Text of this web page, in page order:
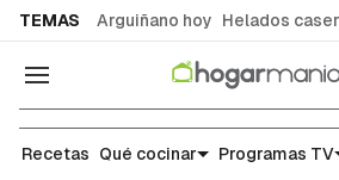
TEMAS Arguiñano hoy Helados
Navegación
Recetas
Recetas Qué cocinar Programas TV